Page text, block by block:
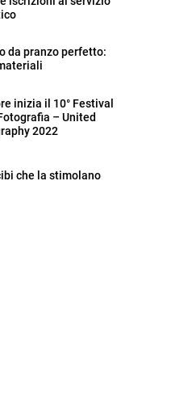
da pranzo perfetto:
inizia il 10° Festival
– United
2022
che la stimolano